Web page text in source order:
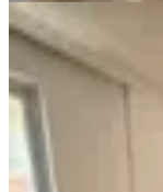
BALKONLU